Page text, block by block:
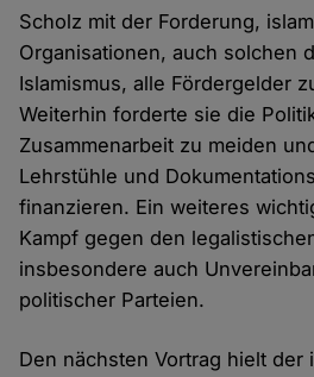
Scholz mit der Forderung,
Organisationen, auch solchen
Islamismus, alle Fördergelder
Weiterhin forderte sie die
Zusammenarbeit zu meiden
Lehrstühle und
finanzieren. Ein weiteres
Kampf gegen den
insbesondere auch
politischer Parteien.
Den nächsten Vortrag hielt der